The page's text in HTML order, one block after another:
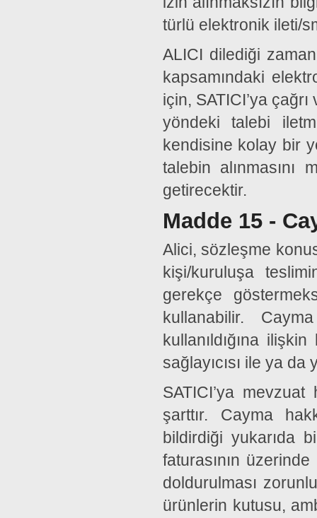
türlü elektronik ileti/
ALICI dilediği
kapsamındaki
için, SATICI’ya
yöndeki talebi
kendisine kolay bir
talebin alınmasını
getirecektir.
Madde 15 -
Alici, sözleşme
kişi/kuruluşa
gerekçe
kullanabilir.
kullanıldığına
sağlayıcısı ile ya da
SATICI’ya
şarttır. Cayma
bildirdiği yukarıda
faturasının
doldurulması
ürünlerin kutusu,